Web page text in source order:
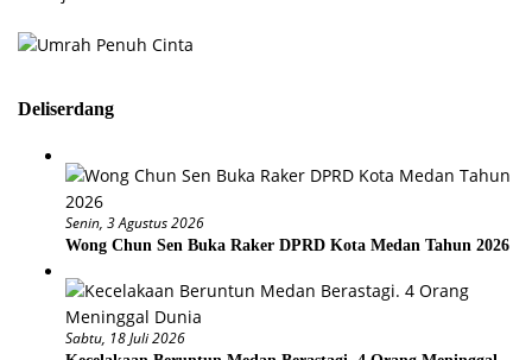
Deliserdang
Senin, 3 Agustus 2026
Wong Chun Sen Buka Raker DPRD Kota Medan Tahun 2026
Sabtu, 18 Juli 2026